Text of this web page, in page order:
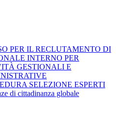
PER IL RECLUTAMENTO DI
INTERNO PER
GESTIONALI E
SELEZIONE ESPERTI
di cittadinanza globale